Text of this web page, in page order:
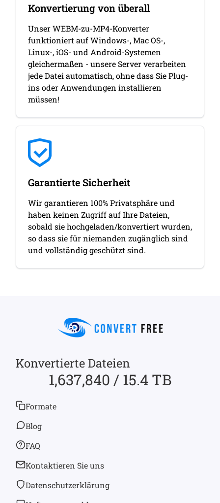
Konvertierung von überall
Unser WEBM-zu-MP4-Konverter
funktioniert auf Windows-, Mac OS-,
Linux-, iOS- und Android-Systemen
gleichermaßen - unsere Server verarbeiten
jede Datei automatisch, ohne dass Sie Plug-
ins oder Anwendungen installieren
müssen!
Garantierte Sicherheit
Wir garantieren 100% Privatsphäre und
haben keinen Zugriff auf Ihre Dateien,
sobald sie hochgeladen/konvertiert wurden,
so dass sie für niemanden zugänglich sind
und vollständig geschützt sind.
Konvertierte Dateien
1,637,840 / 15.4 TB
Formate
Blog
FAQ
Kontaktieren Sie uns
Datenschutzerklärung